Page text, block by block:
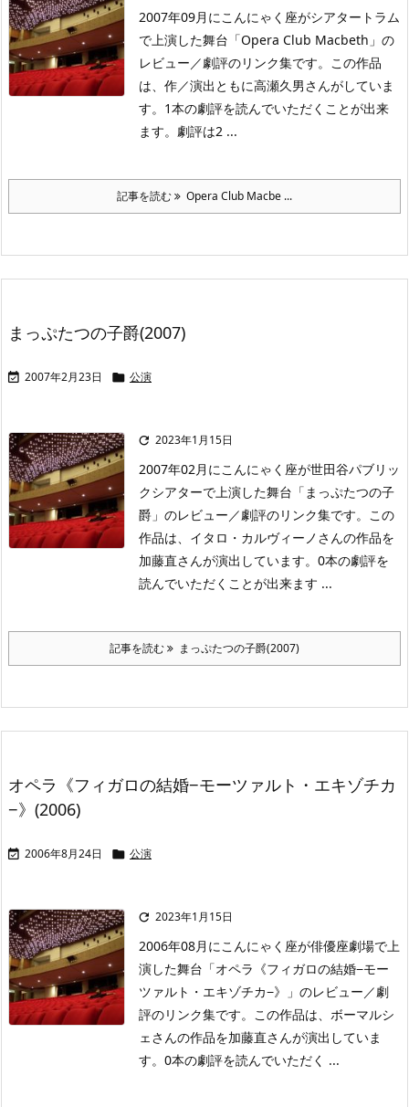
2007年09月にこんにゃく座がシアタートラム
で上演した舞台「Opera Club Macbeth」の
レビュー／劇評のリンク集です。この作品
は、作／演出ともに高瀬久男さんがしていま
す。1本の劇評を読んでいただくことが出来
ます。劇評は2 ...
記事を読む Opera Club Macbe ...
まっぷたつの子爵(2007)
 2007年2月23日  公演
 2023年1月15日
2007年02月にこんにゃく座が世田谷パブリッ
クシアターで上演した舞台「まっぷたつの子
爵」のレビュー／劇評のリンク集です。この
作品は、イタロ・カルヴィーノさんの作品を
加藤直さんが演出しています。0本の劇評を
読んでいただくことが出来ます ...
記事を読む まっぷたつの子爵(2007)
オペラ《フィガロの結婚−モーツァルト・エキゾチカ
−》(2006)
 2006年8月24日  公演
 2023年1月15日
2006年08月にこんにゃく座が俳優座劇場で上
演した舞台「オペラ《フィガロの結婚−モー
ツァルト・エキゾチカ−》」のレビュー／劇
評のリンク集です。この作品は、ボーマルシ
ェさんの作品を加藤直さんが演出していま
す。0本の劇評を読んでいただく ...